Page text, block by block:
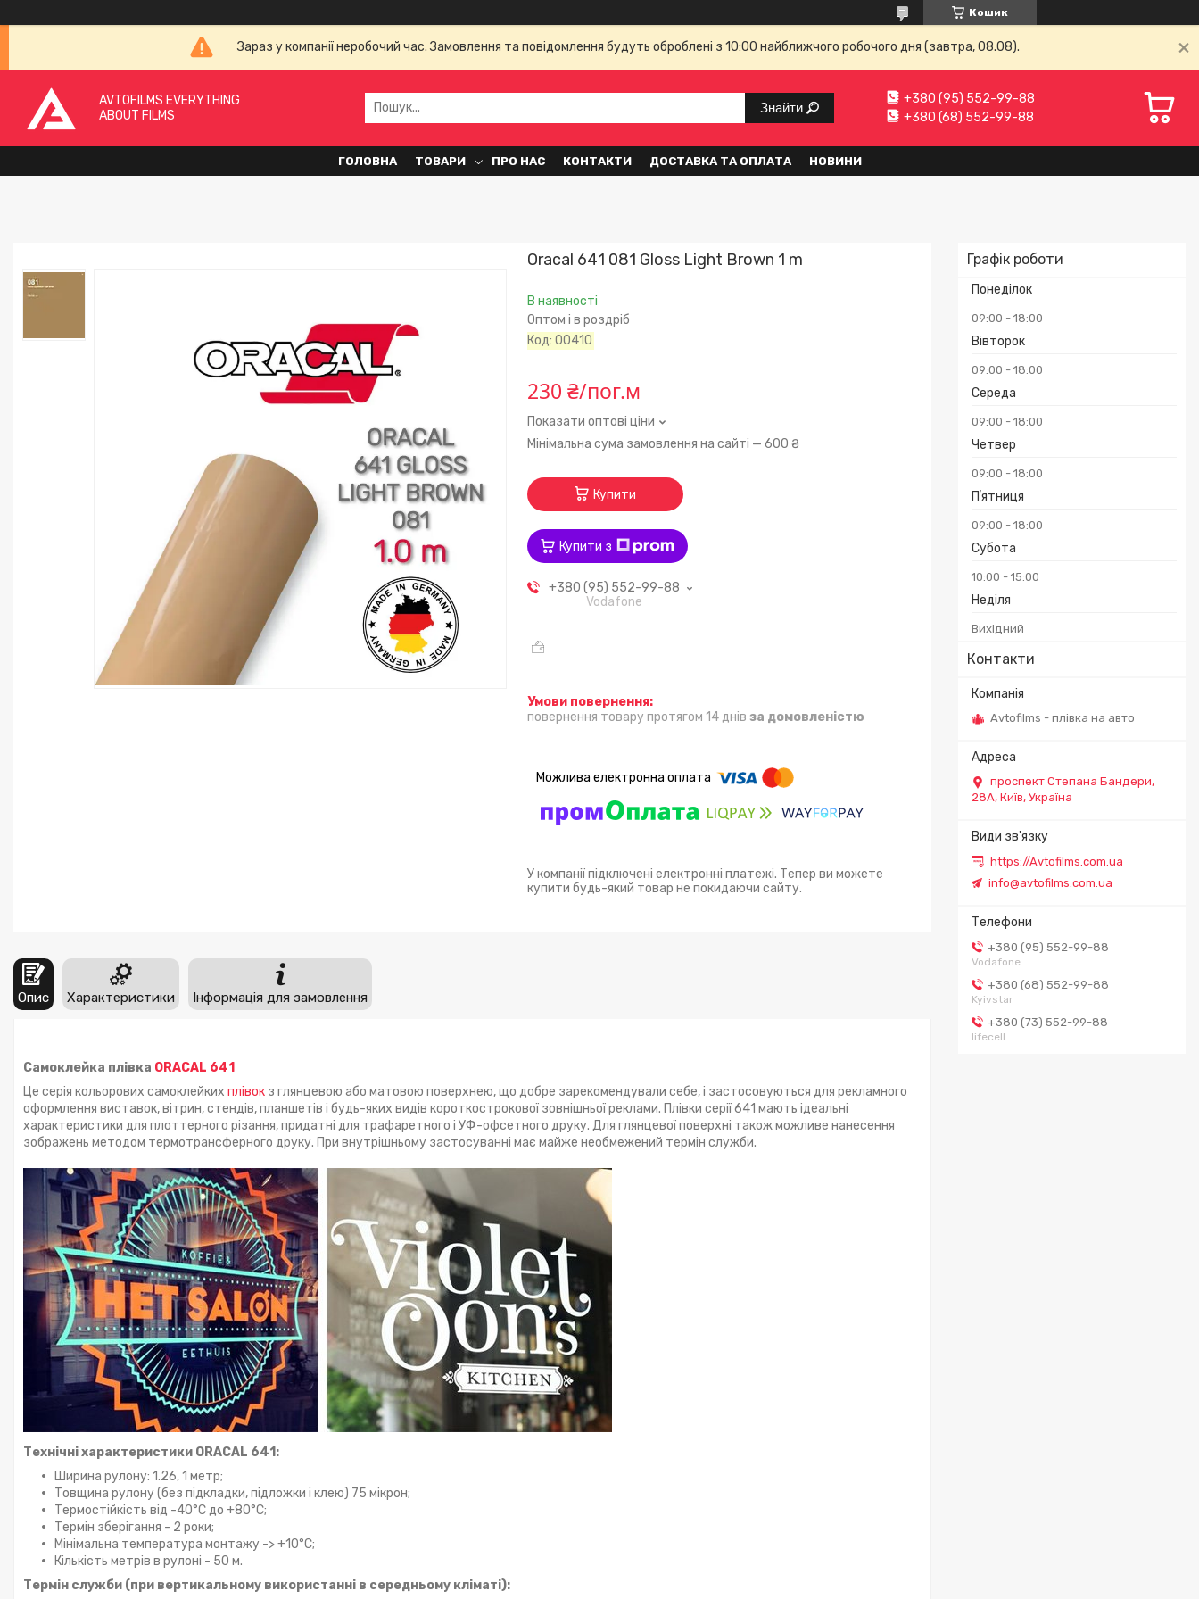
Кошик
Зараз у компанії неробочий час. Замовлення та повідомлення будуть оброблені з 10:00 найближчого робочого дня (завтра, 08.08).
AVTOFILMS EVERYTHING
ABOUT FILMS
Знайти
+380 (95) 552-99-88
+380 (68) 552-99-88
ГОЛОВНА ТОВАРИ ПРО НАС КОНТАКТИ ДОСТАВКА ТА ОПЛАТА НОВИНИ
Графік роботи
Понеділок
09:00 18:00
Вівторок
09:00 18:00
Середа
09:00 18:00
Четвер
09:00 18:00
Пʼятниця
09:00 18:00
Субота
10:00 15:00
Неділя
Вихідний
Контакти
Avtofilms - плівка на авто
проспект Степана Бандери,
28А, Київ, Україна
https://Avtofilms.com.ua
info@avtofilms.com.ua
+380 (95) 552-99-88
Vodafone
+380 (68) 552-99-88
Kyivstar
+380 (73) 552-99-88
lifecell
Oracal 641 081 Gloss Light Brown 1 m
В наявності
Оптом і в роздріб
Код:00410
230 ₴/пог.м
Показати оптові ціни
Мінімальна сума замовлення на сайті — 600 ₴
Купити
Купити з
+380 (95) 552-99-88
Vodafone
повернення товару протягом 14 днів за домовленістю
У компанії підключені електронні платежі. Тепер ви можете
купити будь-який товар не покидаючи сайту.
Опис Характеристики Інформація для замовлення
Самоклейка плівка ORACAL 641
Це серія кольорових самоклейких плівок з глянцевою або матовою поверхнею, що добре зарекомендували себе, і застосовуються для рекламного
оформлення виставок, вітрин, стендів, планшетів і будь-яких видів короткострокової зовнішньої реклами. Плівки серії 641 мають ідеальні
характеристики для плоттерного різання, придатні для трафаретного і УФ-офсетного друку. Для глянцевої поверхні також можливе нанесення
зображень методом термотрансферного друку. При внутрішньому застосуванні має майже необмежений термін служби.
Технічні характеристики ORACAL 641:
Ширина рулону: 1.26, 1 метр;
Товщина рулону (без підкладки, підложки і клею) 75 мікрон;
Термостійкість від -40°C до +80°С;
Термін зберігання - 2 роки;
Мінімальна температура монтажу -> +10°С;
Кількість метрів в рулоні - 50 м.
Термін служби (при вертикальному використанні в середньому кліматі):